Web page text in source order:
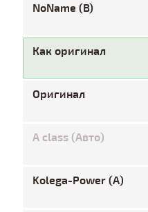
NoName (B)
Как оригинал
Оригинал
A class (Авто)
Kolega-Power (A)